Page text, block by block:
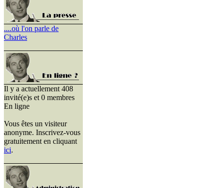
....où l'on parle de
Charles
Il y a actuellement 408
invité(e)s et 0 membres
En ligne
Vous êtes un visiteur
anonyme. Inscrivez-vous
gratuitement en cliquant
ici.